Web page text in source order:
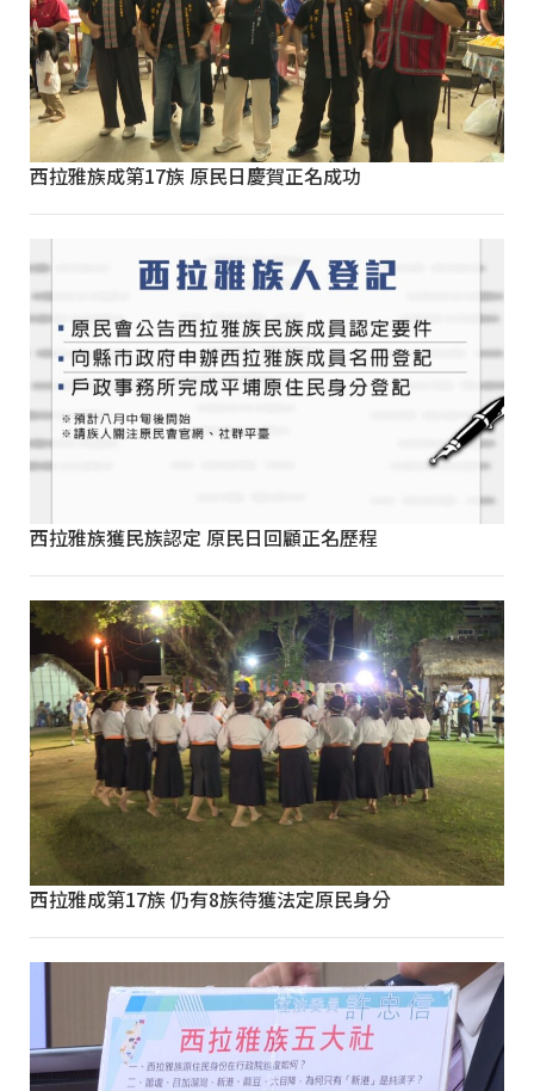
西拉雅族成第17族 原民日慶賀正名成功
西拉雅族獲民族認定 原民日回顧正名歷程
西拉雅成第17族 仍有8族待獲法定原民身分